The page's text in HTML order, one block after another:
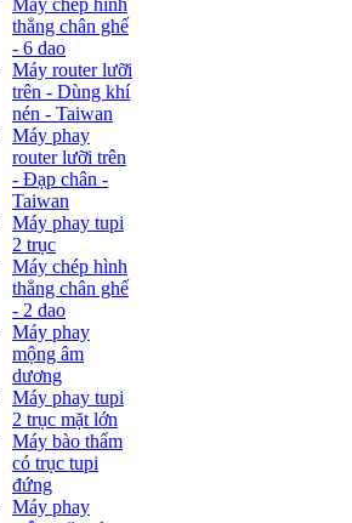
Máy chép hình
thẳng chân ghế
- 6 dao
Máy router lưỡi
trên - Dùng khí
nén - Taiwan
Máy phay
router lưỡi trên
- Đạp chân -
Taiwan
Máy phay tupi
2 trục
Máy chép hình
thẳng chân ghế
- 2 dao
Máy phay
mộng âm
dương
Máy phay tupi
2 trục mặt lớn
Máy bào thẩm
có trục tupi
đứng
Máy phay